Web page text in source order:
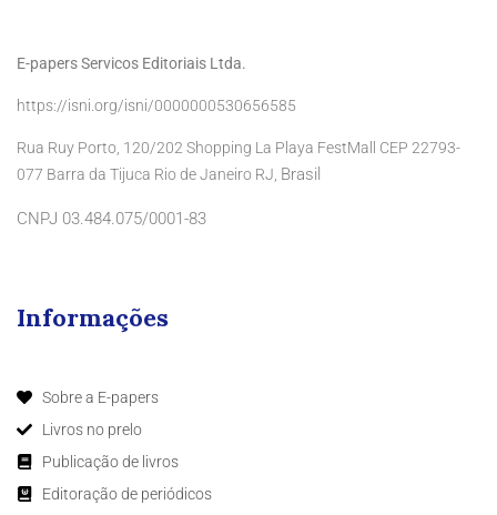
E-papers Servicos Editoriais Ltda.
https://isni.org/isni/0000000530656585
Rua Ruy Porto, 120/202 Shopping La Playa FestMall CEP 22793-
077 Barra da Tijuca Rio de Janeiro RJ, Brasil
CNPJ 03.484.075/0001-83
Informações
Sobre a E-papers
Livros no prelo
Publicação de livros
Editoração de periódicos